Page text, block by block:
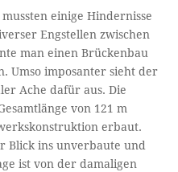
einige Hindernisse
Engstellen zwischen
man einen Brückenbau
Umso imposanter sieht der
Ache dafür aus. Die
von 121 m
erbaut.
Blick ins unverbaute und
ist von der damaligen